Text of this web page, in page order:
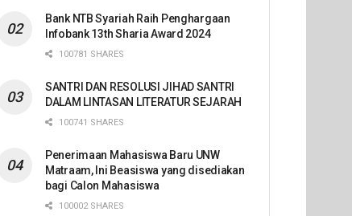
Bank NTB Syariah Raih Penghargaan
Infobank 13th Sharia Award 2024
100781 SHARES
SANTRI DAN RESOLUSI JIHAD SANTRI
DALAM LINTASAN LITERATUR SEJARAH
100741 SHARES
Penerimaan Mahasiswa Baru UNW
Matraam, Ini Beasiswa yang disediakan
bagi Calon Mahasiswa
100002 SHARES